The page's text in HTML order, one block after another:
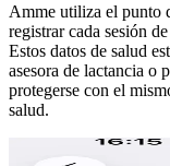
Amme utiliza el punto
registrar cada sesión
Estos datos de salud
asesora de lactancia o
protegerse con el
salud.